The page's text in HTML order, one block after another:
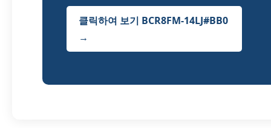
클릭하여 보기 BCR8FM-14LJ#BB0
→